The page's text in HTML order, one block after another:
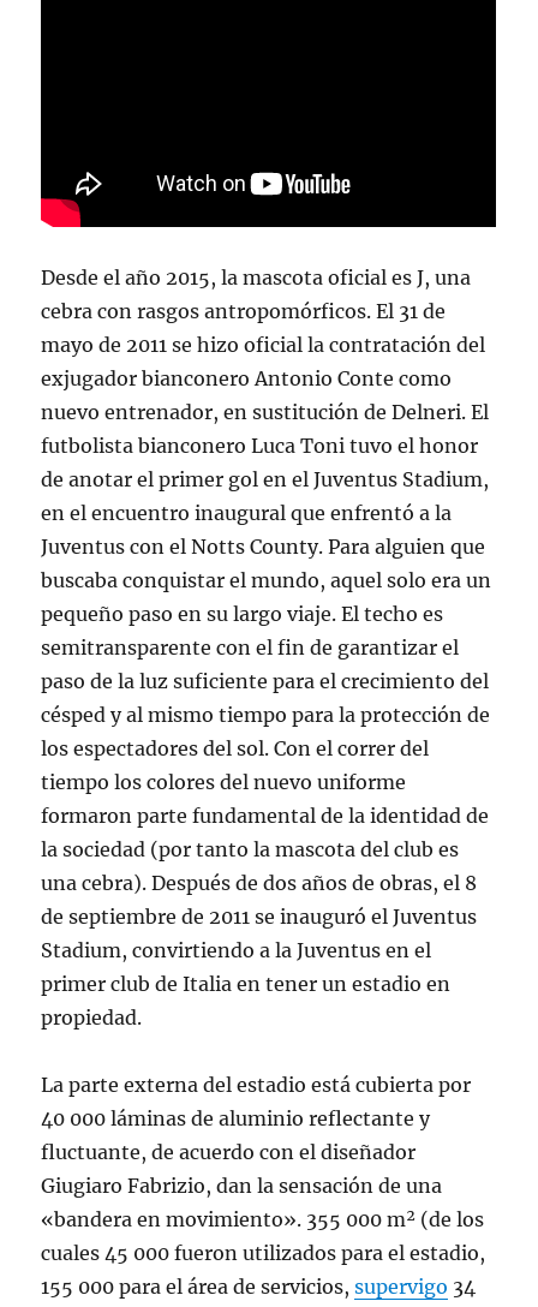
Desde el año 2015, la mascota oficial es J, una
cebra con rasgos antropomórficos. El 31 de
mayo de 2011 se hizo oficial la contratación del
exjugador bianconero Antonio Conte como
nuevo entrenador, en sustitución de Delneri. El
futbolista bianconero Luca Toni tuvo el honor
de anotar el primer gol en el Juventus Stadium,
en el encuentro inaugural que enfrentó a la
Juventus con el Notts County. Para alguien que
buscaba conquistar el mundo, aquel solo era un
pequeño paso en su largo viaje. El techo es
semitransparente con el fin de garantizar el
paso de la luz suficiente para el crecimiento del
césped y al mismo tiempo para la protección de
los espectadores del sol. Con el correr del
tiempo los colores del nuevo uniforme
formaron parte fundamental de la identidad de
la sociedad (por tanto la mascota del club es
una cebra). Después de dos años de obras, el 8
de septiembre de 2011 se inauguró el Juventus
Stadium, convirtiendo a la Juventus en el
primer club de Italia en tener un estadio en
propiedad.
La parte externa del estadio está cubierta por
40 000 láminas de aluminio reflectante y
fluctuante, de acuerdo con el diseñador
Giugiaro Fabrizio, dan la sensación de una
«bandera en movimiento». 355 000 m² (de los
cuales 45 000 fueron utilizados para el estadio,
155 000 para el área de servicios,supervigo 34